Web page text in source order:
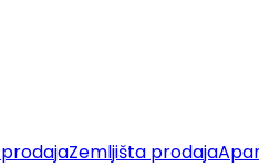
Zemljišta prodaja